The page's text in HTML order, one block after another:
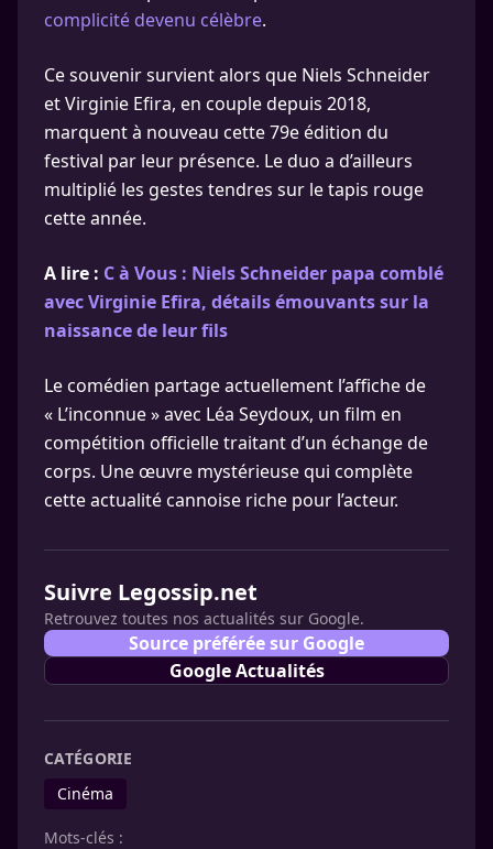
complicité devenu célèbre.
Ce souvenir survient alors que Niels Schneider
et Virginie Efira, en couple depuis 2018,
marquent à nouveau cette 79e édition du
festival par leur présence. Le duo a d’ailleurs
multiplié les gestes tendres sur le tapis rouge
cette année.
A lire : C à Vous : Niels Schneider papa comblé
avec Virginie Efira, détails émouvants sur la
naissance de leur fils
Le comédien partage actuellement l’affiche de
« L’inconnue » avec Léa Seydoux, un film en
compétition officielle traitant d’un échange de
corps. Une œuvre mystérieuse qui complète
cette actualité cannoise riche pour l’acteur.
Suivre Legossip.net
Retrouvez toutes nos actualités sur Google.
Source préférée sur Google
Google Actualités
CATÉGORIE
Cinéma
Mots-clés :